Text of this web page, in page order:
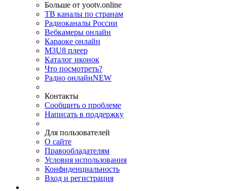
Больше от yootv.online
ТВ каналы по странам
Радиоканалы России
Вебкамеры онлайн
Караоке онлайн
M3U8 плеер
Каталог иконок
Что посмотреть?
Радио онлайнNEW
Контакты
Сообщить о проблеме
Написать в поддержку
Для пользователей
О сайте
Правообладателям
Условия использования
Конфиденциальность
Вход и регистрация